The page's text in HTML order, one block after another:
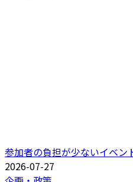
参加者の負担が少ないイベン
2026-07-27